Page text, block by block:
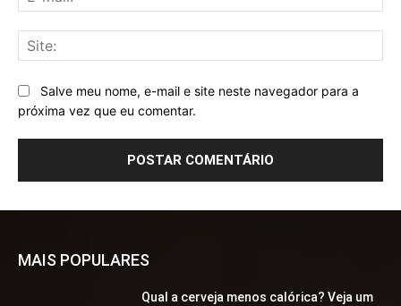
Salve meu nome, e-mail e site neste navegador para a
próxima vez que eu comentar.
MAIS POPULARES
Qual a cerveja menos calórica? Veja um